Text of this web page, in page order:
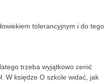
tolerancyjnym i do tego
trzeba wyjątkowo cenić
W księdze O szkole widać, jak